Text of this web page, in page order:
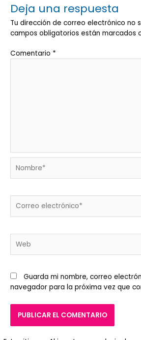
Deja una respuesta
Tu dirección de correo electrónico no
campos obligatorios están marcados
Comentario *
electrónico*
Guarda mi nombre, correo
navegador para la próxima vez que